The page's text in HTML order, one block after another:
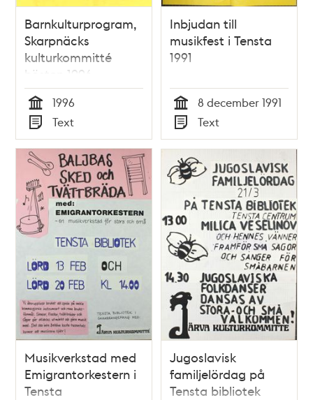
Barnkulturprogram,
Skarpnäcks
kulturkommitté
hösten 1996
Tid
1996
Typ
Text
Inbjudan till
musikfest i Tensta
1991
Tid
8 december 1991
Typ
Text
Musikverkstad med
Emigrantorkestern i
Tensta
Jugoslavisk
familjelördag på
Tensta bibliotek